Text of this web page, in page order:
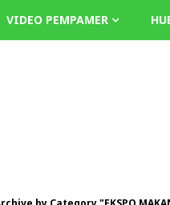
VIDEO PEMPAMER